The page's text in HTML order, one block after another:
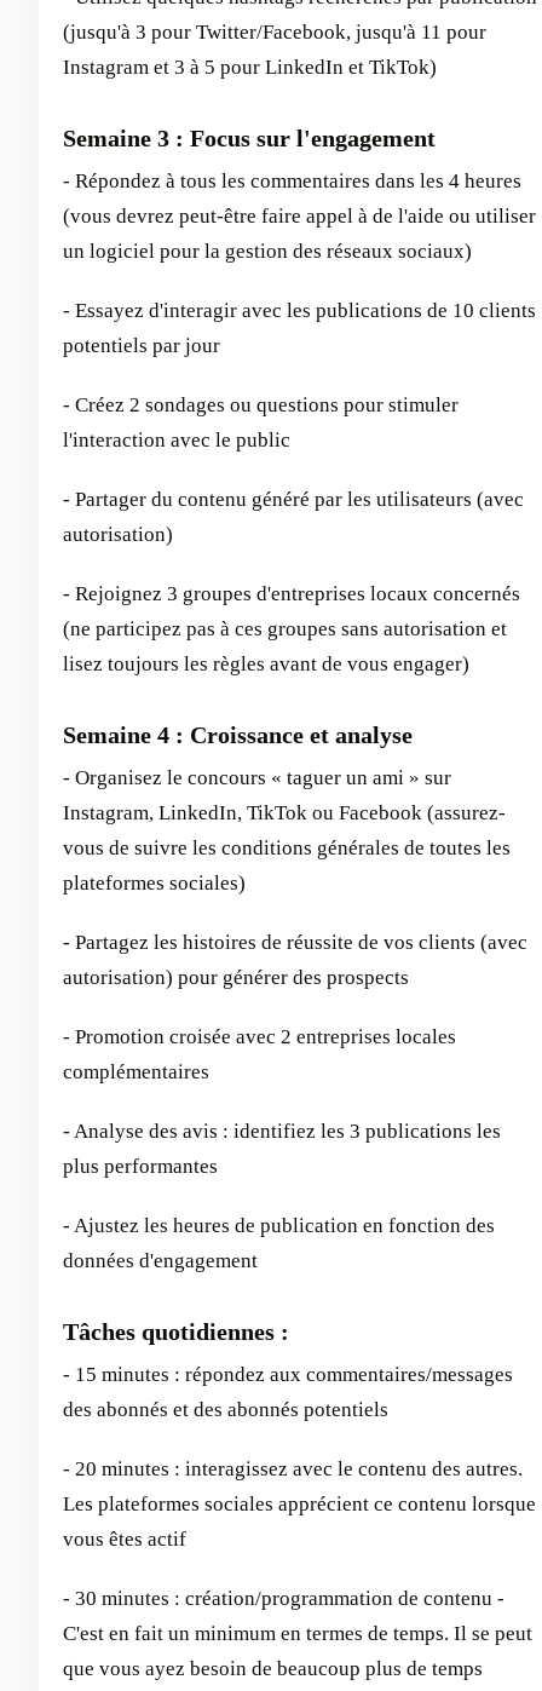
(jusqu'à 3 pour Twitter/Facebook, jusqu'à 11 pour
Instagram et 3 à 5 pour LinkedIn et TikTok)
Semaine 3 : Focus sur l'engagement
- Répondez à tous les commentaires dans les 4 heures
(vous devrez peut-être faire appel à de l'aide ou utiliser
un logiciel pour la gestion des réseaux sociaux)
- Essayez d'interagir avec les publications de 10 clients
potentiels par jour
- Créez 2 sondages ou questions pour stimuler
l'interaction avec le public
- Partager du contenu généré par les utilisateurs (avec
autorisation)
- Rejoignez 3 groupes d'entreprises locaux concernés
(ne participez pas à ces groupes sans autorisation et
lisez toujours les règles avant de vous engager)
Semaine 4 : Croissance et analyse
- Organisez le concours « taguer un ami » sur
Instagram, LinkedIn, TikTok ou Facebook (assurez-
vous de suivre les conditions générales de toutes les
plateformes sociales)
- Partagez les histoires de réussite de vos clients (avec
autorisation) pour générer des prospects
- Promotion croisée avec 2 entreprises locales
complémentaires
- Analyse des avis : identifiez les 3 publications les
plus performantes
- Ajustez les heures de publication en fonction des
données d'engagement
Tâches quotidiennes :
- 15 minutes : répondez aux commentaires/messages
des abonnés et des abonnés potentiels
- 20 minutes : interagissez avec le contenu des autres.
Les plateformes sociales apprécient ce contenu lorsque
vous êtes actif
- 30 minutes : création/programmation de contenu -
C'est en fait un minimum en termes de temps. Il se peut
que vous ayez besoin de beaucoup plus de temps